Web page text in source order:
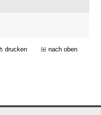
drucken nach oben